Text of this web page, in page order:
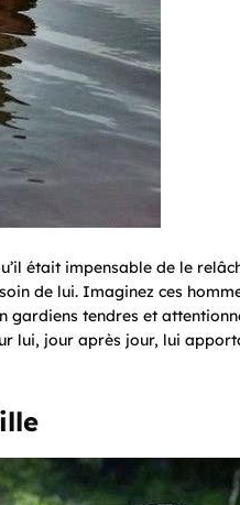
était impensable de le
de lui. Imaginez ces
tendres et
lui, jour après jour, lui